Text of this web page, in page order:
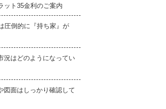
ット35金利のご案内
圧倒的に『持ち家』が
況はどのようになってい
図面はしっかり確認して